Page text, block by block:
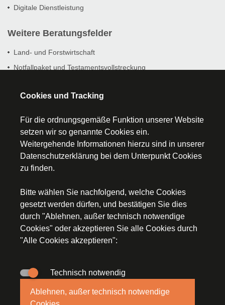
Digitale Dienstleistung
Weitere Beratungsfelder
Land- und Forstwirtschaft
Notfallpaket und Testamentsvollstreckung
Startseite
Impressum
Datenschutz
97318 Kitzingen, E-Mail:steuerkanzlei(at)stb-segerer-
Cookies und Tracking
Für die ordnungsgemäße Funktion unserer Website
setzen wir so genannte Cookies ein.
Weitergehende Informationen hierzu sind in unserer
Datenschutzerklärung bei dem Unterpunkt Cookies
zu finden.
Bitte wählen Sie nachfolgend, welche Cookies
gesetzt werden dürfen, und bestätigen Sie dies
durch "Ablehnen, außer technisch notwendige
Cookies" oder akzeptieren Sie alle Cookies durch
"Alle Cookies akzeptieren":
Technisch notwendig
Ablehnen, außer technisch notwendige